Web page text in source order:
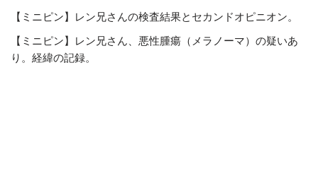
【ミニピン】レン兄さんの検査結果とセカンドオピニオン。
【ミニピン】レン兄さん、悪性腫瘍（メラノーマ）の疑いあ
り。経緯の記録。